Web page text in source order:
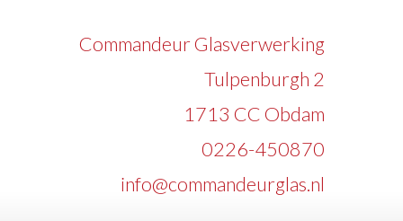
Commandeur Glasverwerking
Tulpenburgh 2
1713 CC Obdam
0226-450870
info@commandeurglas.nl